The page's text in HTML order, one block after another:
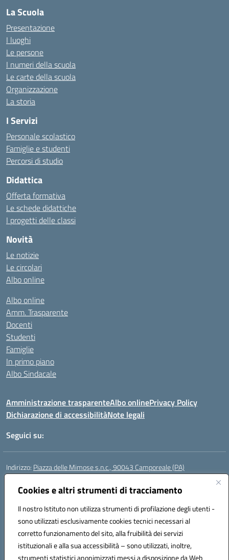
Cookies e altri strumenti di tracciamento
Il nostro Istituto non utilizza strumenti di profilazione degli utenti -
sono utilizzati esclusivamente cookies tecnici necessari al
corretto funzionamento del sito, alla fruibilità dei servizi
istituzionali e alla sua accessibilità – sono utilizzati, inoltre,
strumenti statistici anonimizzati messi a disposizione da Web
La Scuola
Presentazione
I luoghi
Le persone
I numeri della scuola
Le carte della scuola
Organizzazione
La storia
I Servizi
Personale scolastico
Famiglie e studenti
Percorsi di studio
Didattica
Offerta formativa
Le schede didattiche
I progetti delle classi
Novità
Le notizie
Le circolari
Albo online
Albo online
Amm. Trasparente
Docenti
Studenti
Famiglie
In primo piano
Albo Sindacale
Amministrazione trasparenteAlbo onlinePrivacy Policy
Dichiarazione di accessibilitàNote legali
Seguici su:
Indirizzo: Piazza delle Mimose s.n.c., 90043 Camporeale (PA)
Centralino:
Email:paic840008@istruzione.it
Codice fiscale: 80048770822
Codice meccanografico:
PAIC840008
Codice unico di fatturazione (CUF): UFHJ80